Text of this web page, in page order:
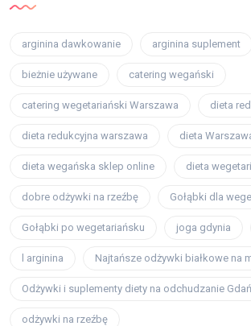
arginina dawkowanie arginina suplement
bieżnie używane catering wegański
catering wegetariański Warszawa dieta
dieta redukcyjna warszawa dieta
dieta wegańska sklep online dieta
dobre odżywki na rzeźbę Gołąbki dla
Gołąbki po wegetariańsku joga gdynia
l arginina Najtańsze odżywki białkowe na
Odżywki i suplementy diety na odchudzanie
odżywki na rzeźbę